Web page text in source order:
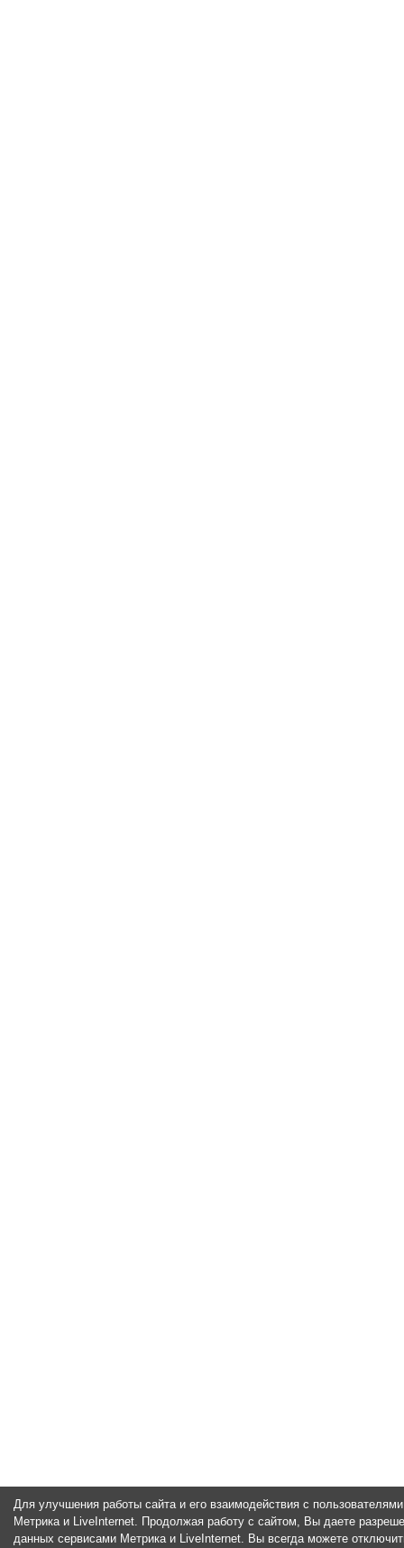
Для улучшения работы сайта и его взаимодействия с
Метрика и LiveInternet. Продолжая работу с сайтом, Вы даете
данных сервисами Метрика и LiveInternet. Вы всегда можете